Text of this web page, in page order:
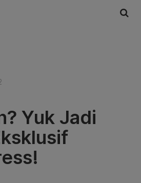
Yuk Jadi